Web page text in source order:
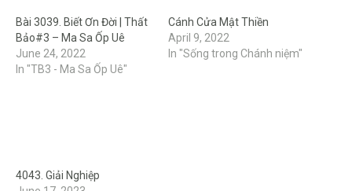
Bài 3039. Biết Ơn Đời | Thất
Bảo#3 – Ma Sa Ốp Uê
June 24, 2022
In "TB3 - Ma Sa Ốp Uê"
Cánh Cửa Mật Thiền
April 9, 2022
In "Sống trong Chánh niệm"
4043. Giải Nghiệp